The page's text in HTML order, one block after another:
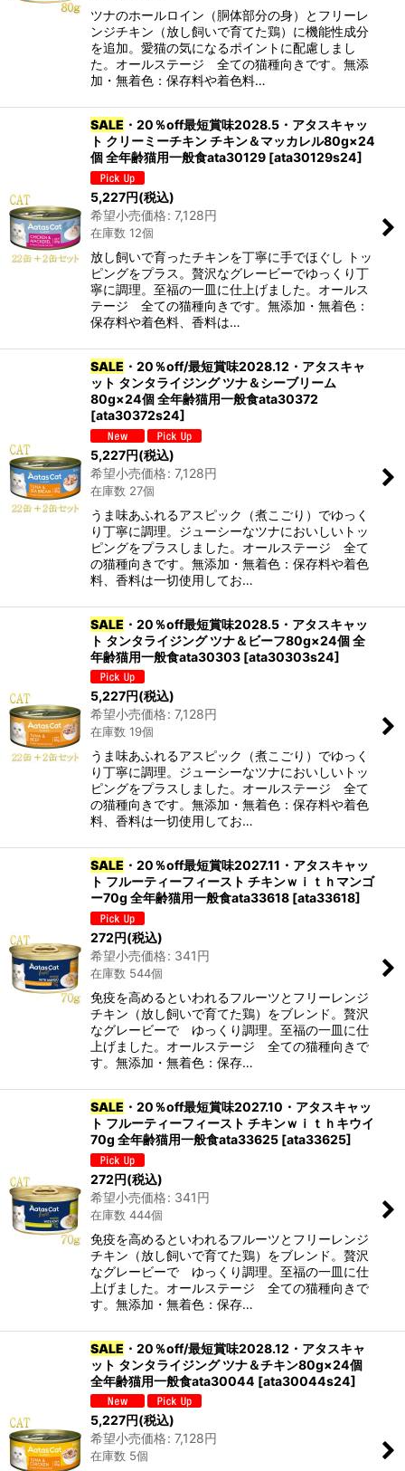
ツナのホールロイン（胴体部分の身）とフリーレ
ンジチキン（放し飼いで育てた鶏）に機能性成分
を追加。愛猫の気になるポイントに配慮しまし
た。オールステージ 全ての猫種向きです。無添
加・無着色：保存料や着色料…
SALE ・20％off最短賞味2028.5・アタスキャッ
ト クリーミーチキン チキン＆マッカレル80g×24
個 全年齢猫用一般食ata30129 [ata30129s24]
5,227円(税込)
希望小売価格: 7,128円
在庫数 12個
放し飼いで育ったチキンを丁寧に手でほぐし トッ
ピングをプラス。贅沢なグレービーでゆっくり丁
寧に調理。至福の一皿に仕上げました。オールス
テージ 全ての猫種向きです。無添加・無着色：
保存料や着色料、香料は…
SALE ・20％off/最短賞味2028.12・アタスキャ
ット タンタライジング ツナ＆シーブリーム
80g×24個 全年齢猫用一般食ata30372
[ata30372s24]
5,227円(税込)
希望小売価格: 7,128円
在庫数 27個
うま味あふれるアスピック（煮こごり）でゆっく
り丁寧に調理。ジューシーなツナにおいしいトッ
ピングをプラスしました。オールステージ 全て
の猫種向きです。無添加・無着色：保存料や着色
料、香料は一切使用してお…
SALE ・20％off最短賞味2028.5・アタスキャッ
ト タンタライジング ツナ＆ビーフ80g×24個 全
年齢猫用一般食ata30303 [ata30303s24]
5,227円(税込)
希望小売価格: 7,128円
在庫数 19個
うま味あふれるアスピック（煮こごり）でゆっく
り丁寧に調理。ジューシーなツナにおいしいトッ
ピングをプラスしました。オールステージ 全て
の猫種向きです。無添加・無着色：保存料や着色
料、香料は一切使用してお…
SALE ・20％off最短賞味2027.11・アタスキャッ
ト フルーティーフィースト チキンｗｉｔｈマンゴ
ー70g 全年齢猫用一般食ata33618 [ata33618]
272円(税込)
希望小売価格: 341円
在庫数 544個
免疫を高めるといわれるフルーツとフリーレンジ
チキン（放し飼いで育てた鶏）をブレンド。贅沢
なグレービーで ゆっくり調理。至福の一皿に仕
上げました。オールステージ 全ての猫種向きで
す。無添加・無着色：保存…
SALE ・20％off最短賞味2027.10・アタスキャッ
ト フルーティーフィースト チキンｗｉｔｈキウイ
70g 全年齢猫用一般食ata33625 [ata33625]
272円(税込)
希望小売価格: 341円
在庫数 444個
免疫を高めるといわれるフルーツとフリーレンジ
チキン（放し飼いで育てた鶏）をブレンド。贅沢
なグレービーで ゆっくり調理。至福の一皿に仕
上げました。オールステージ 全ての猫種向きで
す。無添加・無着色：保存…
SALE ・20％off/最短賞味2028.12・アタスキャ
ット タンタライジング ツナ＆チキン80g×24個
全年齢猫用一般食ata30044 [ata30044s24]
5,227円(税込)
希望小売価格: 7,128円
在庫数 5個